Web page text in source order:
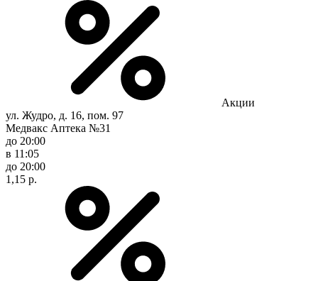
Акции
ул. Жудро, д. 16, пом. 97
Медвакс Аптека №31
до 20:00
в 11:05
до 20:00
1,15 р.